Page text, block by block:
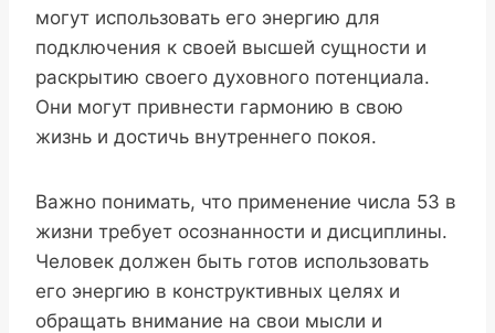
могут использовать его энергию для
подключения к своей высшей сущности и
раскрытию своего духовного потенциала.
Они могут привнести гармонию в свою
жизнь и достичь внутреннего покоя.
Важно понимать, что применение числа 53 в
жизни требует осознанности и дисциплины.
Человек должен быть готов использовать
его энергию в конструктивных целях и
обращать внимание на свои мысли и